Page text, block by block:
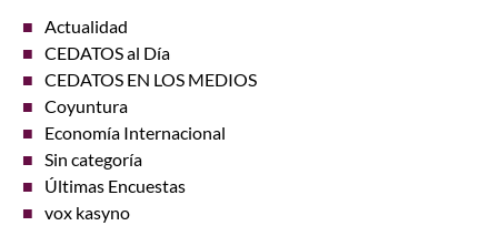
Actualidad
CEDATOS al Día
CEDATOS EN LOS MEDIOS
Coyuntura
Economía Internacional
Sin categoría
Últimas Encuestas
vox kasyno